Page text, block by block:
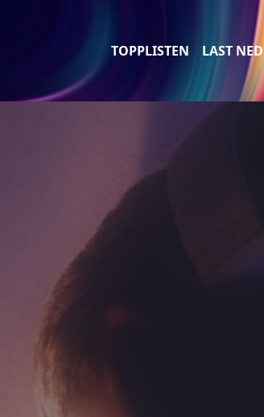
TOPPLISTEN LAST NED